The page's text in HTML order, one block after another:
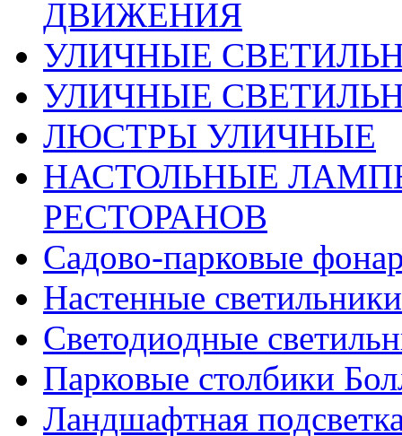
ДВИЖЕНИЯ
УЛИЧНЫЕ
УЛИЧНЫЕ
ЛЮСТРЫ УЛИЧНЫЕ
НАСТОЛЬНЫЕ
РЕСТОРАНОВ
Садово-парковые
Настенные светильники
Светодиодные
Парковые столбики
Ландшафтная